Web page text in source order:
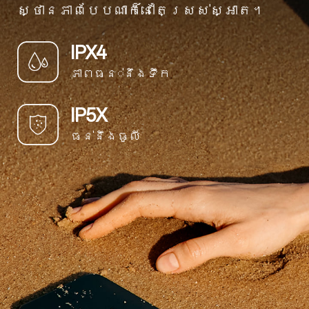
ស្ថានភាពបែបណាក៏នៅតែស្រស់ស្អាត។
IPX4
ភាពធន​់នឹងទឹក
IP5X
ធន់នឹងធូលី